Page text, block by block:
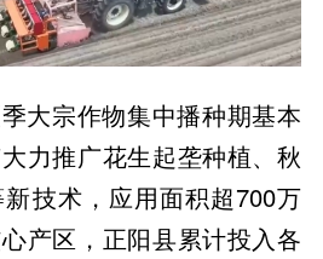
大宗作物集中播种期基本
力推广花生起垄种植、秋
技术，应用面积超700万
产区，正阳县累计投入各